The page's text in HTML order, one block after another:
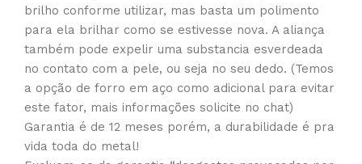
brilho conforme utilizar, mas basta um polimento
para ela brilhar como se estivesse nova. A aliança
também pode expelir uma substancia esverdeada
no contato com a pele, ou seja no seu dedo. (Temos
a opção de forro em aço como adicional para evitar
este fator, mais informações solicite no chat)
Garantia é de 12 meses porém, a durabilidade é pra
vida toda do metal!